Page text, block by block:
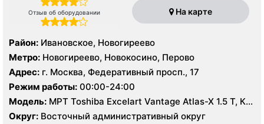
Отзыв об оборудовании На карте
Район: Ивановское, Новогиреево
Метро: Новогиреево, Новокосино, Перово
Адрес: г. Москва, Федеративный просп., 17
Режим работы: 00:00-24:00
Модель: МРТ Toshiba Excelart Vantage Atlas-X 1.5 T, КТ
Toshiba Aquilion 64 среза, УЗИ
Округ: Восточный административный округ